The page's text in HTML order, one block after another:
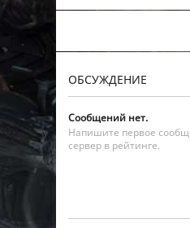
ОБСУЖДЕНИЕ
Сообщений нет.
Напишите первое
сервер в рейтинге.